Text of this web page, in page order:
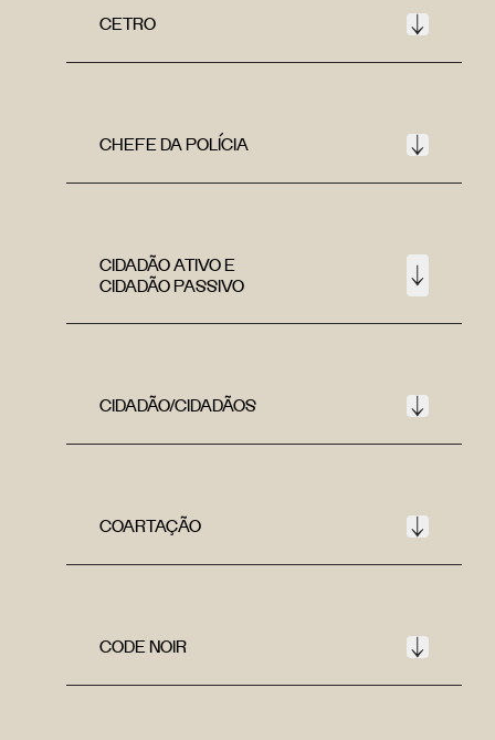
CETRO
CHEFE DA POLÍCIA
CIDADÃO ATIVO E
CIDADÃO PASSIVO
CIDADÃO/CIDADÃOS
COARTAÇÃO
CODE NOIR